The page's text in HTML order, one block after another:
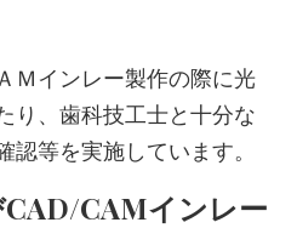
Ｍインレー製作の際に光
り、歯科技工士と十分な
認等を実施しています。
CAMインレー